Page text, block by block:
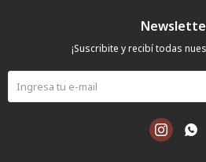
¡Suscribite y recibí todas
 